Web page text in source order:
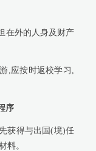
在外的人身及财产
,应按时返校学习,
序
获得与出国(境)任
料。